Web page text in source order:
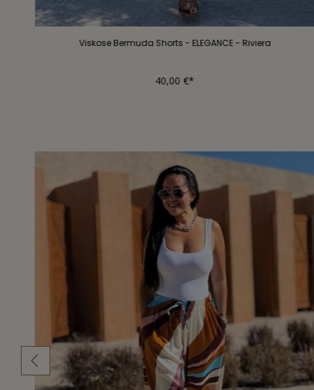
Viskose Bermuda Shorts - ELEGANCE - Riviera
40,00 €*